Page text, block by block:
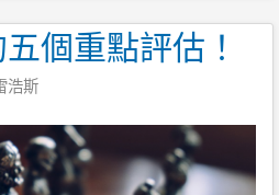
個重點評估！
浩斯